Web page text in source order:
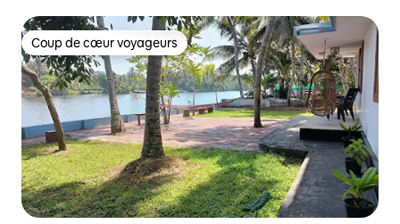
Coup de cœur voyageurs
Coup de cœur voyageurs